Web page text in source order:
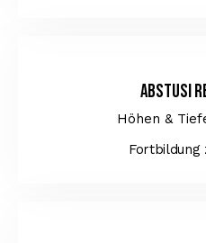
AbStuSi
Höhen &
Fortbildung